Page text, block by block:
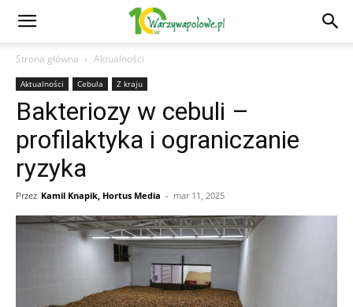
Strona główna Aktualności
Aktualności Cebula Z kraju
Bakteriozy w cebuli –
profilaktyka i ograniczanie
ryzyka
Przez Kamil Knapik, Hortus Media - mar 11, 2025